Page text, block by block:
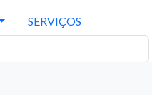
SERVIÇOS